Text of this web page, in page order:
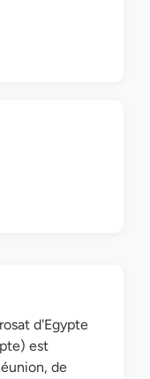
d'Egypte
est
de